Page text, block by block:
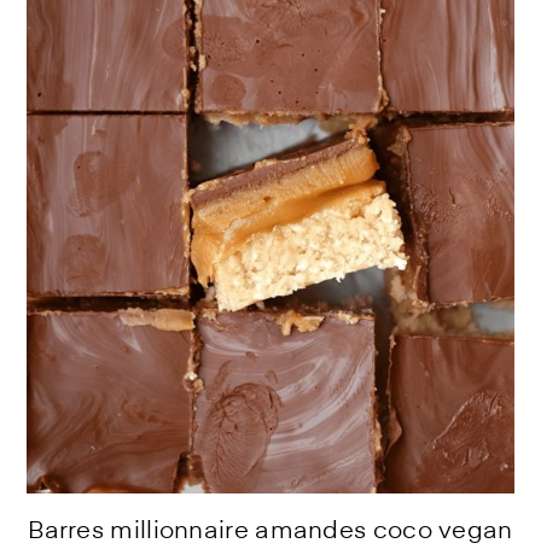
Barres millionnaire amandes coco vegan